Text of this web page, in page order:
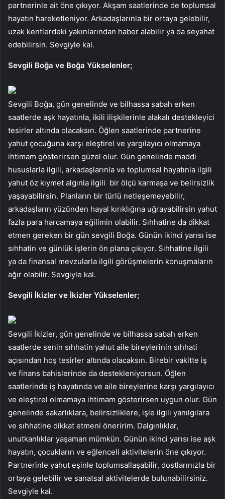
partnerinle ait öne çıkıyor. Akşam saatlerinde de toplumsal
hayatın hareketleniyor. Arkadaşlarınla bir ortaya gelebilir,
uzak kentlerdeki yakınlarından haber alabilir ya da seyahat
edebilirsin. Sevgiyle kal.
Sevgili Boğa ve Boğa Yükselenler;
Sevgili Boğa, gün genelinde ve bilhassa sabah erken
saatlerde aşk hayatınla, ikili ilişkilerinle alakalı destekleyici
tesirler altında olacaksın. Öğlen saatlerinde partnerine
yahut çocuğuna karşı eleştirel ve yargılayıcı olmamaya
ihtimam gösterirsen güzel olur. Gün genelinde maddi
hususlarla ilgili, arkadaşlarınla ve toplumsal hayatınla ilgili
yahut öz kıymet algınla ilgili bir ölçü karmaşa ve belirsizlik
yaşayabilirsin. Planların bir türlü netleşemeyebilir,
arkadaşların yüzünden hayal kırıklığına uğrayabilirsin yahut
fazla para harcamaya eğilimin olabilir. Sıhhatine da dikkat
etmen gereken bir gün sevgili Boğa. Günün ikinci yarısı ise
sıhhatin ve günlük işlerin ön plana çıkıyor. Sıhhatine ilgili
ya da finansal mevzularla ilgili görüşmelerin konuşmaların
ağır olabilir. Sevgiyle kal.
Sevgili İkizler ve İkizler Yükselenler;
Sevgili İkizler, gün genelinde ve bilhassa sabah erken
saatlerde senin sıhhatin yahut aile bireylerinin sıhhati
açısından hoş tesirler altında olacaksın. Birebir vakitte iş
ve finans bahislerinde da destekleniyorsun. Öğlen
saatlerinde iş hayatında ve aile bireylerine karşı yargılayıcı
ve eleştirel olmamaya ihtimam gösterirsen uygun olur. Gün
genelinde sakarlıklara, belirsizliklere, işle ilgili yanılgılara
ve sıhhatine dikkat etmeni öneririm. Dalgınlıklar,
unutkanlıklar yaşaman mümkün. Günün ikinci yarısı ise aşk
hayatın, çocukların ve eğlenceli aktivitelerin öne çıkıyor.
Partnerinle yahut eşinle toplumsallaşabilir, dostlarınızla bir
ortaya gelebilir ve sanatsal aktivitelerde bulunabilirsiniz.
Sevgiyle kal.